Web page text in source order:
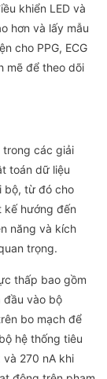
khiển LED và
hơn và lấy mẫu
cho PPG, ECG
mẽ để theo dõi
trong các giải
toán dữ liệu
bộ, từ đó cho
kế hướng đến
năng và kích
trọng.
thấp bao gồm
đầu vào bộ
bo mạch để
hệ thống tiêu
270 nA khi